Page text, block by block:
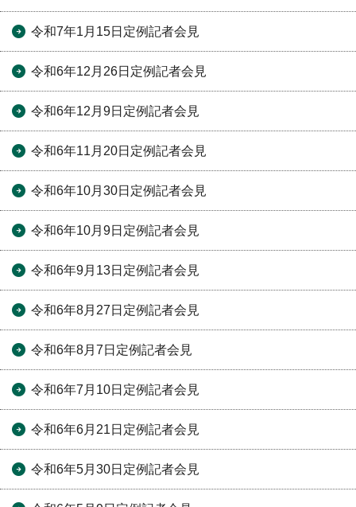
令和7年1月15日定例記者会見
令和6年12月26日定例記者会見
令和6年12月9日定例記者会見
令和6年11月20日定例記者会見
令和6年10月30日定例記者会見
令和6年10月9日定例記者会見
令和6年9月13日定例記者会見
令和6年8月27日定例記者会見
令和6年8月7日定例記者会見
令和6年7月10日定例記者会見
令和6年6月21日定例記者会見
令和6年5月30日定例記者会見